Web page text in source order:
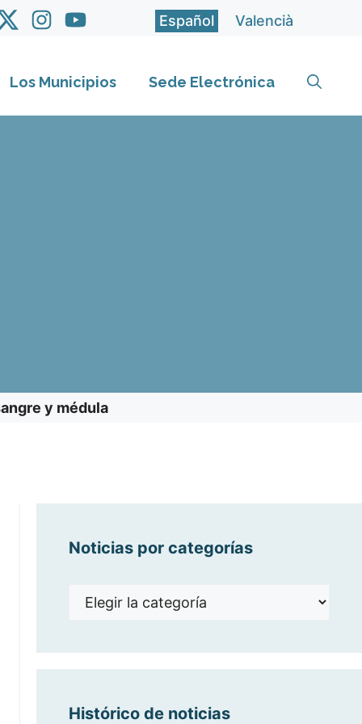
Español Valencià
Los Municipios Sede Electrónica
y médula
Noticias por categorías
Noticias
Histórico de noticias